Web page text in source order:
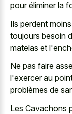
pour éliminer la
Ils perdent
toujours besoin
matelas et
Ne pas faire
l'exercer au
problèmes de
Les Cavachons